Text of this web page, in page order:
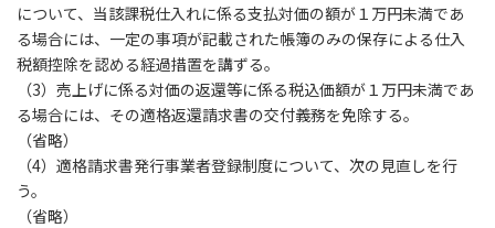
について、当該課税仕入れに係る支払対価の額が１万円未満であ
る場合には、一定の事項が記載された帳簿のみの保存による仕入
税額控除を認める経過措置を講ずる。
（3）売上げに係る対価の返還等に係る税込価額が１万円未満であ
る場合には、その適格返還請求書の交付義務を免除する。
（省略）
（4）適格請求書発行事業者登録制度について、次の見直しを行
う。
（省略）